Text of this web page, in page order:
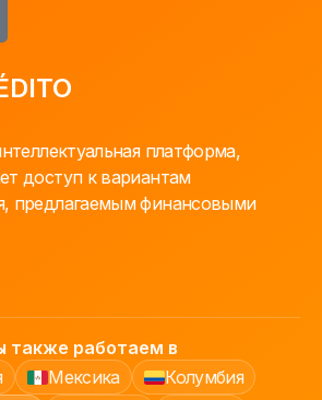
платформа,
доступ к вариантам
предлагаемым финансовыми
также работаем в
Мексика
Колумбия